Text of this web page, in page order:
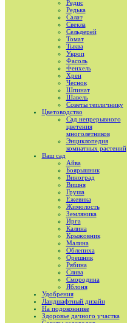
Редис
Редька
Салат
Свекла
Сельдерей
Томат
Тыква
Укроп
Фасоль
Фенхель
Хрен
Чеснок
Шпинат
Шавель
Советы тепличнику
Цветоводство
Сад непрерывного
цветения
многолетников
Энциклопедия
комнатных растений
Ваш сад
Айва
Боярышник
Виноград
Вишня
Груша
Ежевика
Жимолость
Земляника
Ирга
Калина
Крыжовник
Малина
Облепиха
Орешник
Рябина
Слива
Смородина
Яблоня
Удобрения
Ландшафтный дизайн
На подоконнике
Здоровье дачного участка